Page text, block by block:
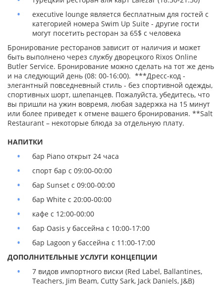
executive lounge является бесплатным для гостей c
категорией номера Swim Up Suite - другие гости
могут посетить ресторан за 65$ с человека
Бронирование ресторанов зависит от наличия и может
быть выполнено через службу дворецкого Rixos Online
Butler Service. Бронирование можно сделать на тот же день
и на следующий день (08: 00-16:00). ***Дресс-код -
элегантный повседневный стиль - без спортивной одежды,
спортивных шорт, шлепанцев. Пожалуйста, убедитесь, что
вы пришли на ужин вовремя, любая задержка на 15 минут
или более приведет к отмене вашего бронирования. **Salt
Restaurant – некоторые блюда за отдельную плату.
НАПИТКИ
бар Piano открыт 24 часа
спорт бар с 09:00-00:00
бар Sunset с 09:00-00:00
бар White с 20:00-00:00
кафе с 12:00-00:00
бар Oasis у бассейна с 10:00-17:00
бар Lagoon у бассейна с 11:00-17:00
ДОПОЛНИТЕЛЬНЫЕ УСЛУГИ КОНЦЕПЦИИ
7 видов импортного виски (Red Label, Ballantines,
Teachers, Jim Beam, Cutty Sark, Jack Daniels, J&B)